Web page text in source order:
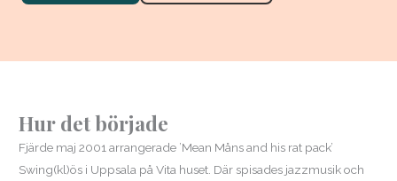
Hur det började
Fjärde maj 2001 arrangerade ’Mean Måns and his rat pack’
Swing(kl)ös i Uppsala på Vita huset. Där spisades jazzmusik och